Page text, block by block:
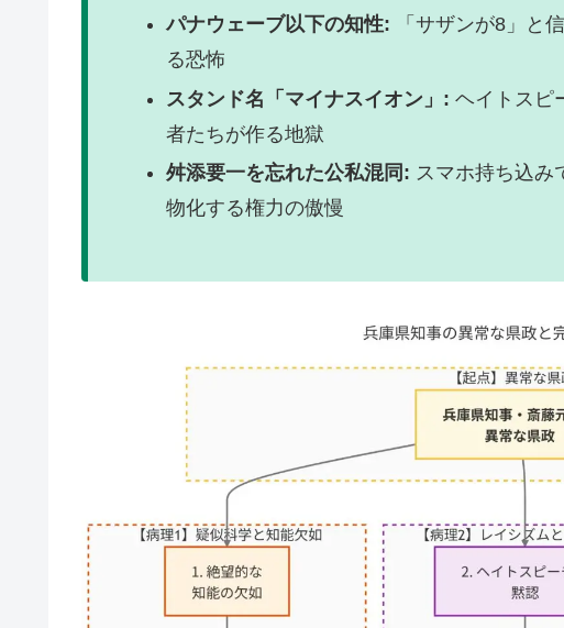
パナウェーブ以下の知性: 「サザンが8」と
る恐怖
スタンド名「マイナスイオン」: ヘイトスピ
者たちが作る地獄
舛添要一を忘れた公私混同: スマホ持ち込み
物化する権力の傲慢